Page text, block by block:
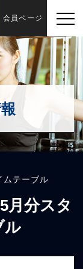
会員ページ
ムテーブル
月分スタ
ル